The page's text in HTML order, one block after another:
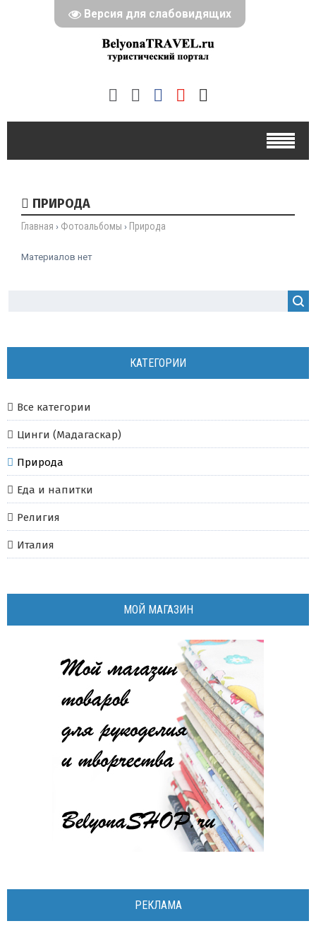
Версия для слабовидящих
ПРИРОДА
Главная › Фотоальбомы › Природа
Материалов нет
КАТЕГОРИИ
Все категории
Цинги (Мадагаскар)
Природа
Еда и напитки
Религия
Италия
МОЙ МАГАЗИН
РЕКЛАМА